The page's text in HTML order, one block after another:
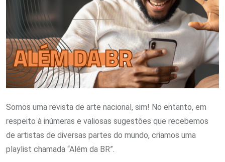
Somos uma revista de arte nacional, sim! No entanto, em
respeito à inúmeras e valiosas sugestões que recebemos
de artistas de diversas partes do mundo, criamos uma
playlist chamada “Além da BR”.